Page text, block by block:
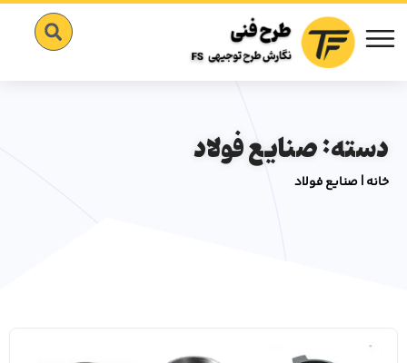
دسته: صنایع فولاد
خانه|صنایع فولاد